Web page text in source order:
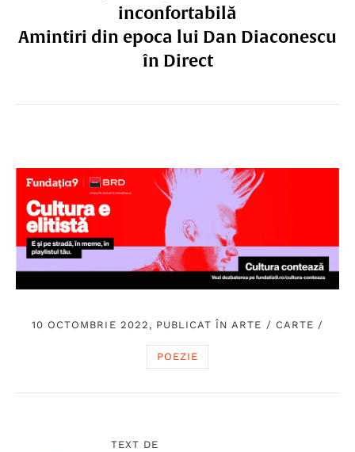
inconfortabilă
Amintiri din epoca lui Dan Diaconescu
în Direct
10 OCTOMBRIE 2022, PUBLICAT ÎNARTE / CARTE /
POEZIE
TEXT DE